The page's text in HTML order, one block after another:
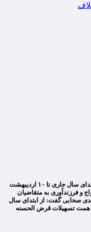
مدیر اداره اعتبارات بانک مرکزی اعلام کرد:‌ از ابتدای سال جاری تا ۱۰ اردیبهشت
و فرزندآوری به متقاضیان
صحابی گفت: از ابتدای سال
جاری تا تاریخ ۱۰ اردیبهشت ماه ۱۴۰۳ مبلغ ۴.۰۸۴ همت تسهیلات قرض الحسنه